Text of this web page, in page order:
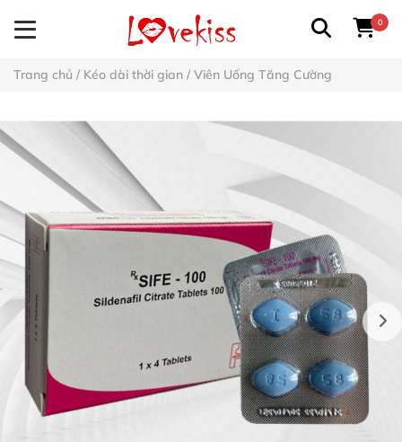
0
Trang chủ / Kéo dài thời gian / Viên Uống Tăng Cường